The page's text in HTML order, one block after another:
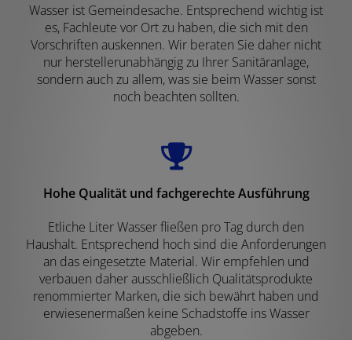
Wasser ist Gemeindesache. Entsprechend wichtig ist
es, Fachleute vor Ort zu haben, die sich mit den
Vorschriften auskennen. Wir beraten Sie daher nicht
nur herstellerunabhängig zu Ihrer Sanitäranlage,
sondern auch zu allem, was sie beim Wasser sonst
noch beachten sollten.
Hohe Qualität und fachgerechte Ausführung
Etliche Liter Wasser fließen pro Tag durch den
Haushalt. Entsprechend hoch sind die Anforderungen
an das eingesetzte Material. Wir empfehlen und
verbauen daher ausschließlich Qualitätsprodukte
renommierter Marken, die sich bewährt haben und
erwiesenermaßen keine Schadstoffe ins Wasser
abgeben.